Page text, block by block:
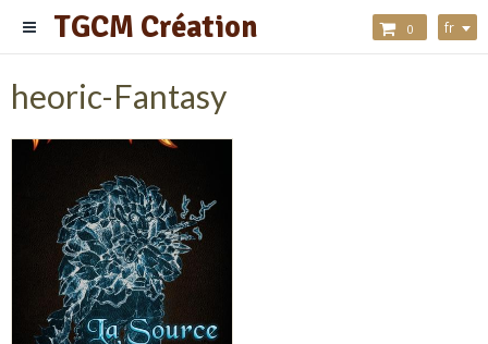
TGCM Création 0 fr
heoric-Fantasy